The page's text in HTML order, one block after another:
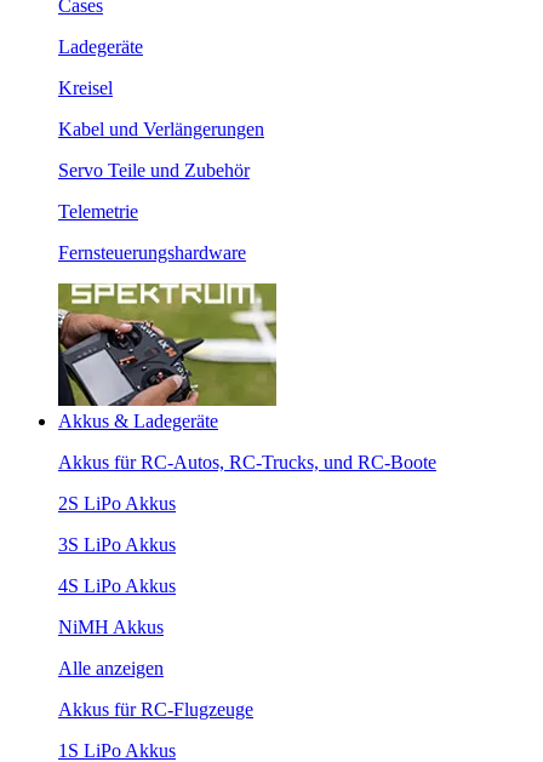
Cases
Ladegeräte
Kreisel
Kabel und Verlängerungen
Servo Teile und Zubehör
Telemetrie
Fernsteuerungshardware
Akkus & Ladegeräte
Akkus für RC-Autos, RC-Trucks, und RC-Boote
2S LiPo Akkus
3S LiPo Akkus
4S LiPo Akkus
NiMH Akkus
Alle anzeigen
Akkus für RC-Flugzeuge
1S LiPo Akkus